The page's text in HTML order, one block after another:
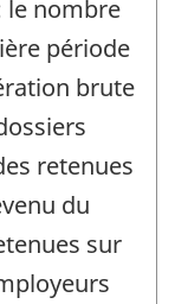
le nombre
période
brute
retenues
du
sur